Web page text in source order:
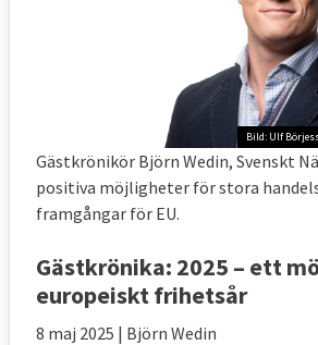
Bild: Ulf
Gästkrönikör Björn Wedin, Svenskt
positiva möjligheter för stora
framgångar för EU.
Gästkrönika: 2025 – ett
europeiskt frihetsår
8 maj 2025 | Björn Wedin